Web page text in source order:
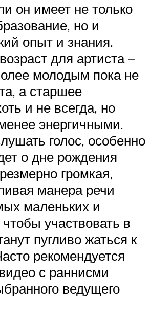
он имеет не только
но и
опыт и знания.
для артиста –
молодым пока не
а старшее
и не всегда, но
энергичными.
голос, особенно
о дне рождения
громкая,
манера речи
маленьких и
чтобы участвовать в
пугливо жаться к
рекомендуется
с раннисми
ведущего